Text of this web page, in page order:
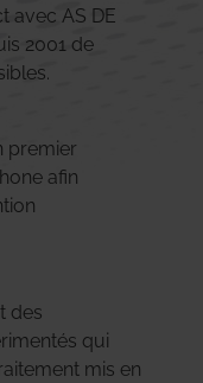
avec AS DE
2001 de
premier
afin
des
qui
mis en